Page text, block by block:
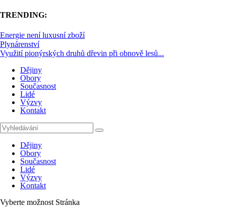
TRENDING:
Energie není luxusní zboží
Plynárenství
Využití pionýrských druhů dřevin při obnově lesů...
Dějiny
Obory
Současnost
Lidé
Výzvy
Kontakt
Dějiny
Obory
Současnost
Lidé
Výzvy
Kontakt
Vyberte možnost Stránka